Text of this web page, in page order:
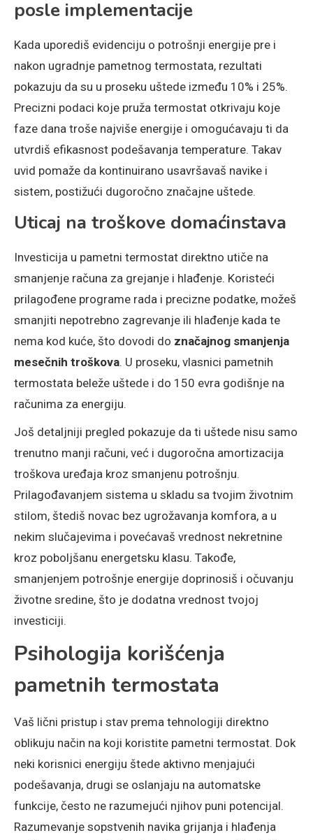
posle implementacije
Kada uporediš evidenciju o potrošnji energije pre i
nakon ugradnje pametnog termostata, rezultati
pokazuju da su u proseku uštede između 10% i 25%.
Precizni podaci koje pruža termostat otkrivaju koje
faze dana troše najviše energije i omogućavaju ti da
utvrdiš efikasnost podešavanja temperature. Takav
uvid pomaže da kontinuirano usavršavaš navike i
sistem, postižući dugoročno značajne uštede.
Uticaj na troškove domaćinstava
Investicija u pametni termostat direktno utiče na
smanjenje računa za grejanje i hlađenje. Koristeći
prilagođene programe rada i precizne podatke, možeš
smanjiti nepotrebno zagrevanje ili hlađenje kada te
nema kod kuće, što dovodi do značajnog smanjenja
mesečnih troškova. U proseku, vlasnici pametnih
termostata beleže uštede i do 150 evra godišnje na
računima za energiju.
Još detaljniji pregled pokazuje da ti uštede nisu samo
trenutno manji računi, već i dugoročna amortizacija
troškova uređaja kroz smanjenu potrošnju.
Prilagođavanjem sistema u skladu sa tvojim životnim
stilom, štediš novac bez ugrožavanja komfora, a u
nekim slučajevima i povećavaš vrednost nekretnine
kroz poboljšanu energetsku klasu. Takođe,
smanjenjem potrošnje energije doprinosiš i očuvanju
životne sredine, što je dodatna vrednost tvojoj
investiciji.
Psihologija korišćenja
pametnih termostata
Vaš lični pristup i stav prema tehnologiji direktno
oblikuju način na koji koristite pametni termostat. Dok
neki korisnici energiju štede aktivno menjajući
podešavanja, drugi se oslanjaju na automatske
funkcije, često ne razumejući njihov puni potencijal.
Razumevanje sopstvenih navika grijanja i hlađenja